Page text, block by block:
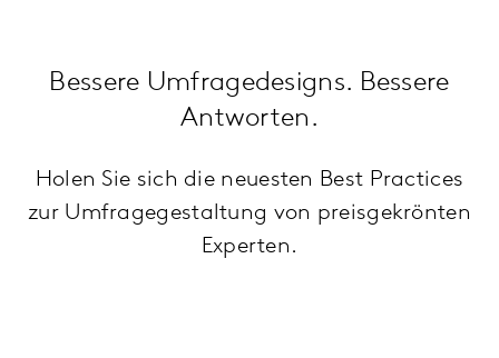
Bessere Umfragedesigns. Bessere
Antworten.
Holen Sie sich die neuesten Best Practices
zur Umfragegestaltung von preisgekrönten
Experten.